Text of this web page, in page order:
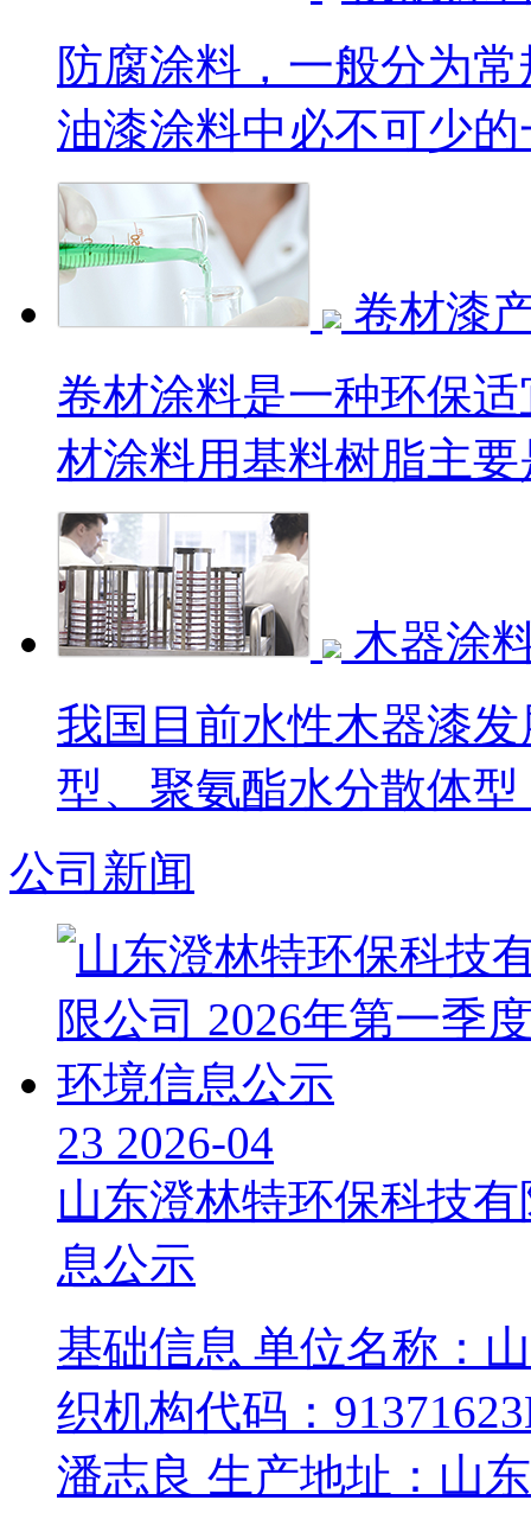
防腐涂料，一般分为
油漆涂料中必不可少
卷材漆
卷材涂料是一种环保
材涂料用基料树脂主
木器涂
我国目前水性木器漆
型、聚氨酯水分散体
公司新闻
23 2026-04
山东澄林特环保科技
息公示
基础信息 单位名称：
织机构代码：
潘志良 生产地址：山